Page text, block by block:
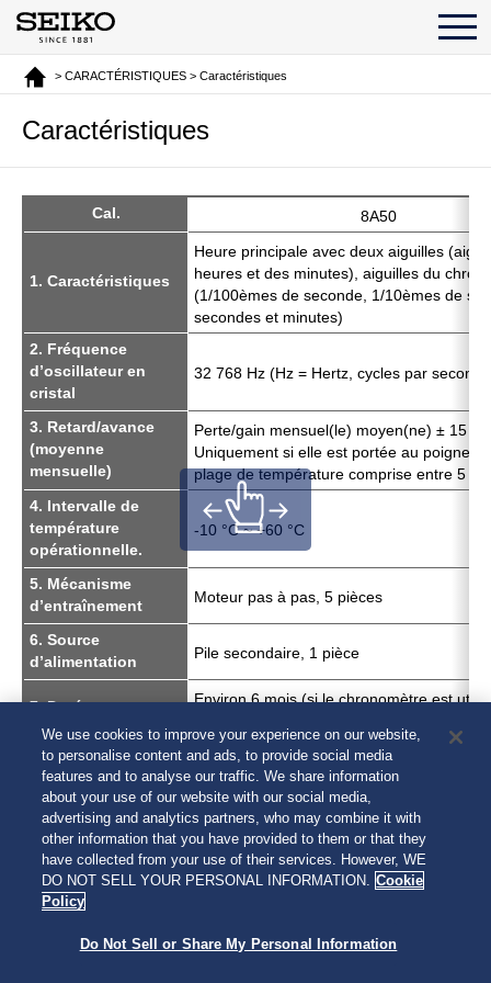
> CARACTÉRISTIQUES > Caractéristiques
Caractéristiques
Cal. 8A50
1. Caractéristiques
Heure principale avec deux aiguilles
heures et des minutes), aiguilles du
(1/100èmes de seconde, 1/10èmes de
secondes et minutes)
2. Fréquence
d’oscillateur en
cristal
32 768 Hz (Hz = Hertz, cycles par
3. Retard/avance
(moyenne
mensuelle)
Perte/gain mensuel(le) moyen(ne) ± 15
Uniquement si elle est portée au poignet
plage de température comprise entre 5 °C
4. Intervalle de
température
opérationnelle.
-10 °C ~ +60 °C
5. Mécanisme
d’entraînement
Moteur pas à pas, 5 pièces
6. Source
d’alimentation
Pile secondaire, 1 pièce
7. Durée
Environ 6 mois (si le chronomètre est
8. CI (Circuit
intégré)
Oscillateur, diviseur de fréquence et circuit
d’entraînement C-MOSIC, 1 pièce
Les spécifications sont susceptibles de modifications sans
préavis en vue d’une amélioration du produit.
We use cookies to improve your experience on our website,
to personalise content and ads, to provide social media
features and to analyse our traffic. We share information
about your use of our website with our social media,
advertising and analytics partners, who may combine it with
other information that you have provided to them or that they
have collected from your use of their services. However, WE
DO NOT SELL YOUR PERSONAL INFORMATION. Cookie
Policy
Do Not Sell or Share My Personal Information